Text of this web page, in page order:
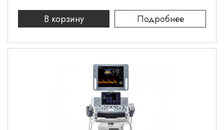
В корзину Подробнее